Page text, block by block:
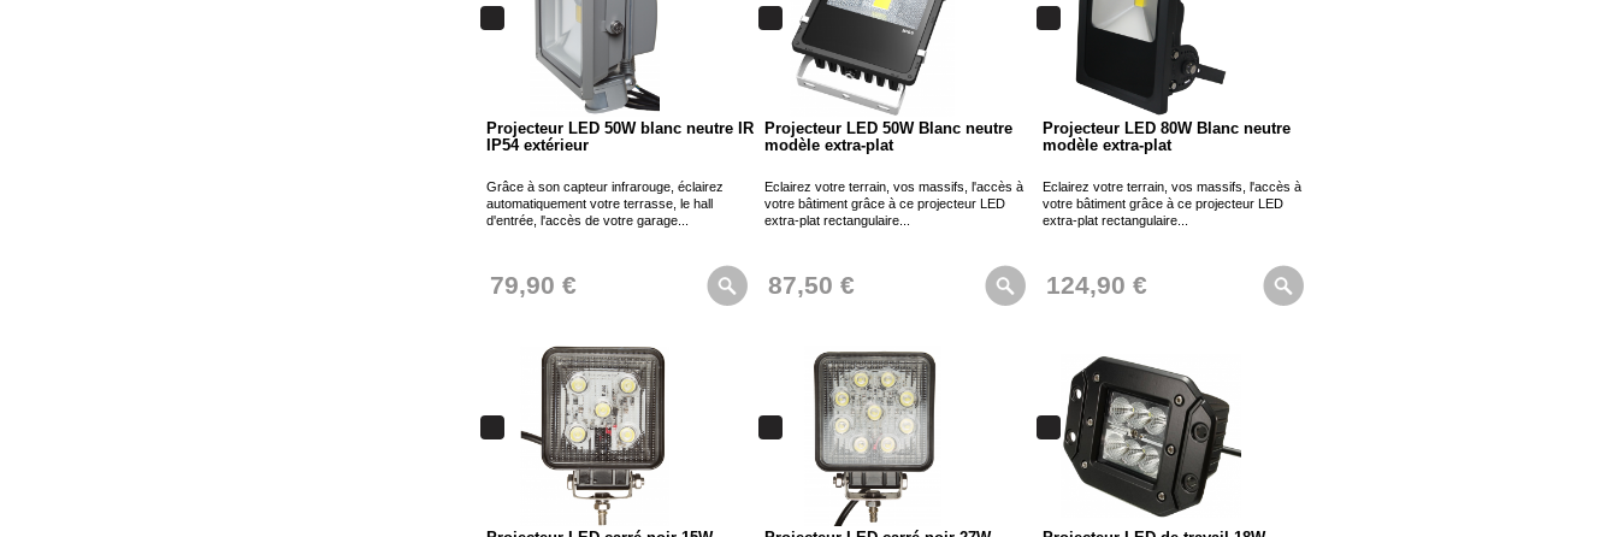
Projecteur LED 50W blanc neutre IR
IP54 extérieur
Grâce à son capteur infrarouge, éclairez
automatiquement votre terrasse, le hall
d'entrée, l'accès de votre garage...
79,90 €
Projecteur LED 50W Blanc neutre
modèle extra-plat
Eclairez votre terrain, vos massifs, l'accès à
votre bâtiment grâce à ce projecteur LED
extra-plat rectangulaire...
87,50 €
Projecteur LED 80W Blanc neutre
modèle extra-plat
Eclairez votre terrain, vos massifs, l'accès à
votre bâtiment grâce à ce projecteur LED
extra-plat rectangulaire...
124,90 €